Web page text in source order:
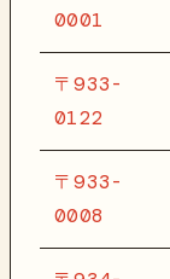
0001
〒933-
0122
〒933-
0008